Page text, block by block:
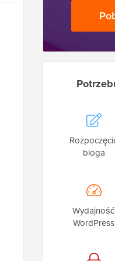
bloga
Wydajność
WordPress